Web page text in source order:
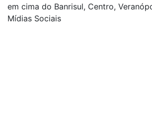
em cima do Banrisul, Centro,
Mídias Sociais